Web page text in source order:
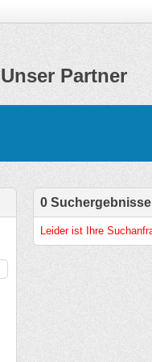
Unser Partner
0 Suchergebnisse
Leider ist Ihre